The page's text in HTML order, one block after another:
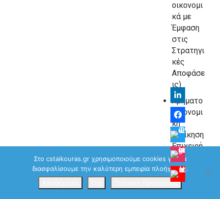
οικονομι
κά με
Έμφαση
στις
Στρατηγι
κές
Αποφάσε
ις)
Χρηματο
οικονομι
κή
Διοίκηση
Επιχειρή
σεων
(Τμήμα
Οικονομι
κής
Στο cstaikouras.gr χρησιμοποιούμε cookies για να
διασφαλίσουμε την καλύτερη εμπειρία πλοήγησης.
Πολιτική Προστασίας